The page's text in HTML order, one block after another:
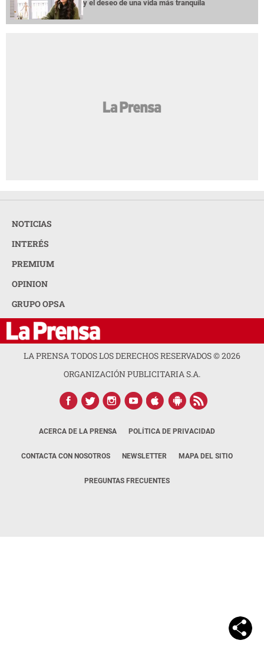
y el deseo de una vida más tranquila
NOTICIAS
INTERÉS
PREMIUM
OPINION
GRUPO OPSA
LA PRENSA TODOS LOS DERECHOS RESERVADOS ©2026
ORGANIZACIÓN PUBLICITARIA S.A.
ACERCA DE LA PRENSA POLÍTICA DE PRIVACIDAD
CONTACTA CON NOSOTROS NEWSLETTER MAPA DEL SITIO
PREGUNTAS FRECUENTES